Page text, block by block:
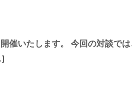
催いたします。 今回の対談で